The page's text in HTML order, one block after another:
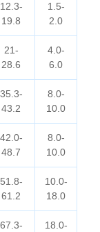
12.3-
19.8
1.5-
2.0
21-
28.6
4.0-
6.0
35.3-
43.2
8.0-
10.0
42.0-
48.7
8.0-
10.0
51.8-
61.2
10.0-
18.0
67.3-
18.0-